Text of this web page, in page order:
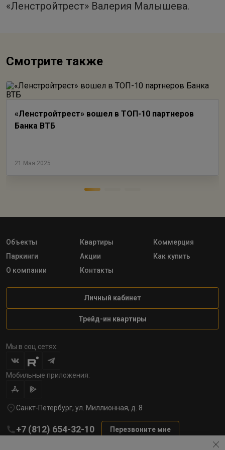
«Ленстройтрест» Валерия Малышева.
Смотрите также
«Ленстройтрест» вошел в ТОП-10 партнеров
Банка ВТБ
21 Мая 2025
Объекты Квартиры
Коммерция
Паркинги
Акции
Как купить
О компании
Контакты
Личный кабинет
Трейд-ин квартиры
Мы в соц сетях:
Мобильные приложения:
Санкт-Петербург, ул. Миллионная, д. 8
+7 (812) 654-32-10 Перезвоните мне